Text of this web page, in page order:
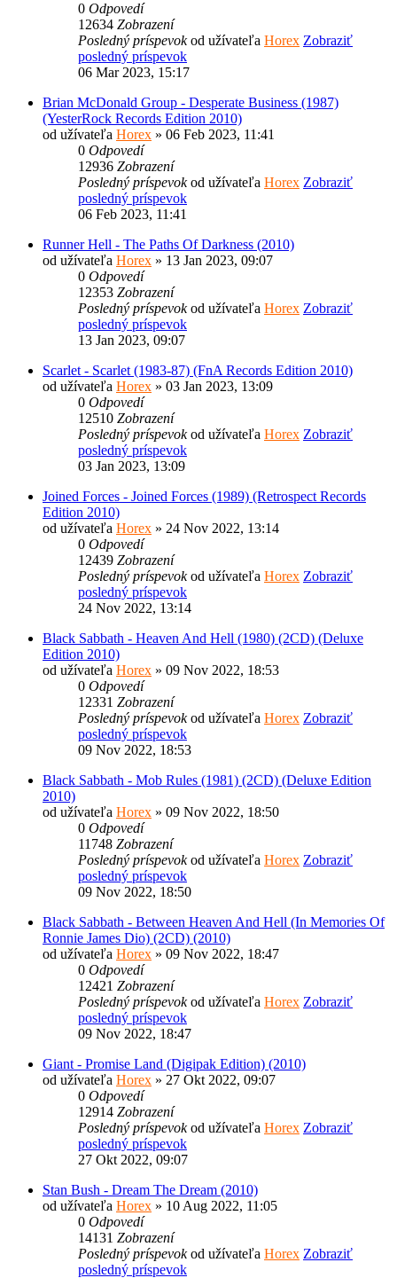
0 Odpovedí
12634 Zobrazení
Posledný príspevokod užívateľa Horex Zobraziť
posledný príspevok
06 Mar 2023, 15:17
Brian McDonald Group - Desperate Business (1987)
(YesterRock Records Edition 2010)
od užívateľa Horex » 06 Feb 2023, 11:41
0 Odpovedí
12936 Zobrazení
Posledný príspevokod užívateľa Horex Zobraziť
posledný príspevok
06 Feb 2023, 11:41
Runner Hell - The Paths Of Darkness (2010)
od užívateľa Horex » 13 Jan 2023, 09:07
0 Odpovedí
12353 Zobrazení
Posledný príspevokod užívateľa Horex Zobraziť
posledný príspevok
13 Jan 2023, 09:07
Scarlet - Scarlet (1983-87) (FnA Records Edition 2010)
od užívateľa Horex » 03 Jan 2023, 13:09
0 Odpovedí
12510 Zobrazení
Posledný príspevokod užívateľa Horex Zobraziť
posledný príspevok
03 Jan 2023, 13:09
Joined Forces - Joined Forces (1989) (Retrospect Records
Edition 2010)
od užívateľa Horex » 24 Nov 2022, 13:14
0 Odpovedí
12439 Zobrazení
Posledný príspevokod užívateľa Horex Zobraziť
posledný príspevok
24 Nov 2022, 13:14
Black Sabbath - Heaven And Hell (1980) (2CD) (Deluxe
Edition 2010)
od užívateľa Horex » 09 Nov 2022, 18:53
0 Odpovedí
12331 Zobrazení
Posledný príspevokod užívateľa Horex Zobraziť
posledný príspevok
09 Nov 2022, 18:53
Black Sabbath - Mob Rules (1981) (2CD) (Deluxe Edition
2010)
od užívateľa Horex » 09 Nov 2022, 18:50
0 Odpovedí
11748 Zobrazení
Posledný príspevokod užívateľa Horex Zobraziť
posledný príspevok
09 Nov 2022, 18:50
Black Sabbath - Between Heaven And Hell (In Memories Of
Ronnie James Dio) (2CD) (2010)
od užívateľa Horex » 09 Nov 2022, 18:47
0 Odpovedí
12421 Zobrazení
Posledný príspevokod užívateľa Horex Zobraziť
posledný príspevok
09 Nov 2022, 18:47
Giant - Promise Land (Digipak Edition) (2010)
od užívateľa Horex » 27 Okt 2022, 09:07
0 Odpovedí
12914 Zobrazení
Posledný príspevokod užívateľa Horex Zobraziť
posledný príspevok
27 Okt 2022, 09:07
Stan Bush - Dream The Dream (2010)
od užívateľa Horex » 10 Aug 2022, 11:05
0 Odpovedí
14131 Zobrazení
Posledný príspevokod užívateľa Horex Zobraziť
posledný príspevok